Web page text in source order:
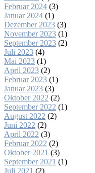
Februar 2024 (3)
Januar 2024 (1)
Dezember 2023 (3)
November 2023 (1)
September 2023 (2)
Juli 2023 (4)
Mai 2023 (1)
April 2023 (2)
Februar 2023 (1)
Januar 2023 (3)
Oktober 2022 (2)
September 2022 (1)
August 2022 (2)
Juni 2022 (2)
April 2022 (3)
Februar 2022 (2)
Oktober 2021 (3)
September 2021 (1)
Juli 2021 (2)